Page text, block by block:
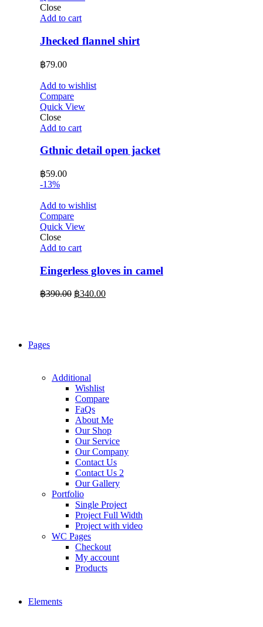
Close
Add to cart
Jhecked flannel shirt
฿79.00
Add to wishlist
Compare
Quick View
Close
Add to cart
Gthnic detail open jacket
฿59.00
-13%
Add to wishlist
Compare
Quick View
Close
Add to cart
Eingerless gloves in camel
฿390.00 Original
฿340.00Current
Pages
Additional
Wishlist
Compare
FaQs
About Me
Our Shop
Our Service
Our Company
Contact Us
Contact Us 2
Our Gallery
Portfolio
Single Project
Project Full Width
Project with video
WC Pages
Checkout
My account
Products
Elements